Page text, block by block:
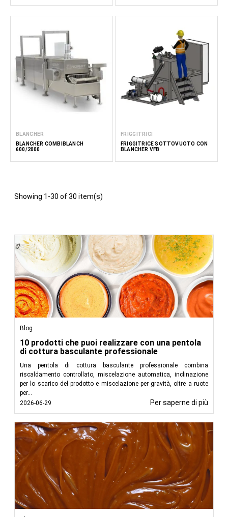
BLANCHER
BLANCHER COMBIBLANCH
600/2000
FRIGGITRICI
FRIGGITRICE SOTTOVUOTO CON
BLANCHER VFB
Showing 1-30 of 30 item(s)
Blog
10 prodotti che puoi realizzare con una pentola
di cottura basculante professionale
Una pentola di cottura basculante professionale combina
riscaldamento controllato, miscelazione automatica, inclinazione
per lo scarico del prodotto e miscelazione per gravità, oltre a ruote
per...
2026-06-29
Per saperne di più